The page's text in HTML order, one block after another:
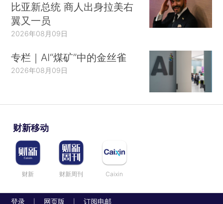
比亚新总统 商人出身拉美右
翼又一员
2026年08月09日
专栏｜AI“煤矿”中的金丝雀
2026年08月09日
财新移动
财新 财新周刊 Caixin
登录 网页版 订阅电邮